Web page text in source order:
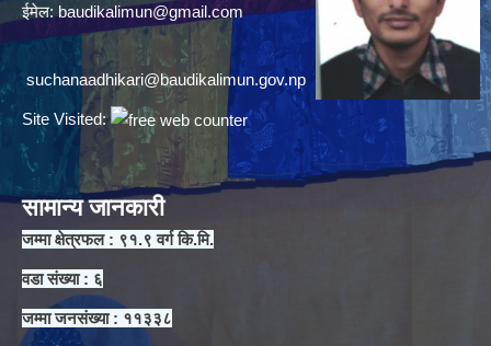
ईमेल: baudikalimun@gmail.com
suchanaadhikari@baudikalimun.gov.np
Site Visited:
सामान्य जानकारी
जम्मा क्षेत्रफल : ९१.९ वर्ग कि.मि.
वडा संख्या : ६
जम्मा जनसंख्या : ११३३८